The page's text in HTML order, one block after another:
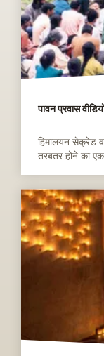
पावन प्रवास
हिमालयन सेक्रेड
तरबतर होने का